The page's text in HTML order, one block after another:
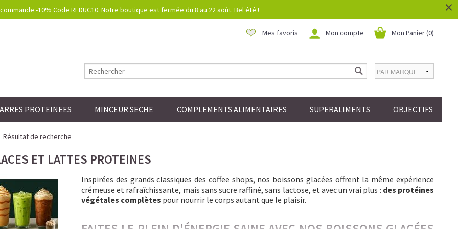
-10% Code REDUC10. Notre boutique est fermée du 8 au 22 août. Bel été ! ×
Mon Panier (0)
Mon compte
Mes favoris
PROTEINEES MINCEUR SECHE COMPLEMENTS ALIMENTAIRES SUPERALIMENTS OBJECTIFS
Résultat de recherche
ET LATTES PROTEINES
Inspirées des grands classiques des coffee shops, nos boissons glacées offrent la même expérience
crémeuse et rafraîchissante, mais sans sucre raffiné, sans lactose, et avec un vrai plus : des protéines
végétales complètes pour nourrir le corps autant que le plaisir.